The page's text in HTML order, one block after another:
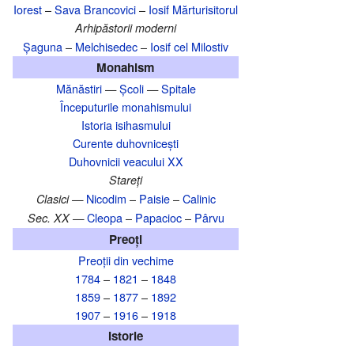
Iorest–Sava Brancovici– Iosif Mărturisitorul
Arhipăstorii moderni
Șaguna– Melchisedec– Iosif cel Milostiv
Monahism
Mănăstiri—Școli—Spitale
Începuturile monahismului
Istoria isihasmului
Curente duhovnicești
Duhovnicii veacului XX
Stareți
Clasici — Nicodim – Paisie–Calinic
Sec. XX — Cleopa– Papacioc– Pârvu
Preoți
Preoții din vechime
1784– 1821 – 1848
1859– 1877– 1892
1907– 1916– 1918
Istorie